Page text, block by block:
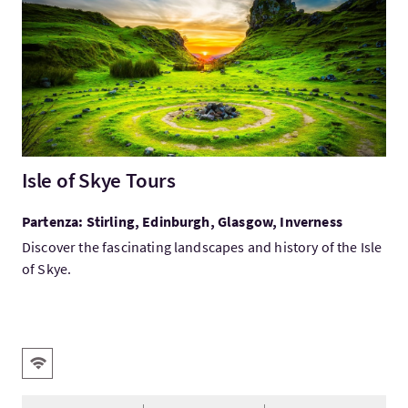
Isle of Skye Tours
Partenza: Stirling, Edinburgh, Glasgow, Inverness
Discover the fascinating landscapes and history of the Isle
of Skye.
Servizi
WiFi gratis